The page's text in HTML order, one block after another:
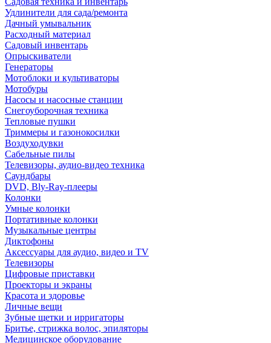
Удлинители для сада/ремонта
Дачный умывальник
Расходный материал
Садовый инвентарь
Опрыскиватели
Генераторы
Мотоблоки и культиваторы
Мотобуры
Насосы и насосные станции
Снегоуборочная техника
Тепловые пушки
Триммеры и газонокосилки
Воздуходувки
Сабельные пилы
Телевизоры, аудио-видео техника
Саундбары
DVD, Bly-Ray-плееры
Колонки
Умные колонки
Портативные колонки
Музыкальные центры
Диктофоны
Аксессуары для аудио, видео и TV
Телевизоры
Цифровые приставки
Проекторы и экраны
Красота и здоровье
Личные вещи
Зубные щетки и ирригаторы
Бритье, стрижка волос, эпиляторы
Медицинское оборудование